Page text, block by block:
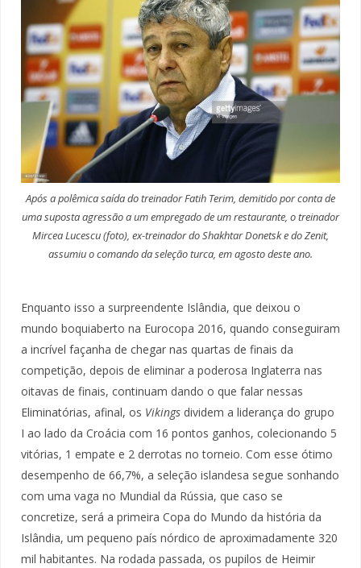
Após a polêmica saída do treinador Fatih Terim, demitido por conta de
uma suposta agressão a um empregado de um restaurante, o treinador
Mircea Lucescu (foto), ex-treinador do Shakhtar Donetsk e do Zenit,
assumiu o comando da seleção turca, em agosto deste ano.
Enquanto isso a surpreendente Islândia, que deixou o
mundo boquiaberto na Eurocopa 2016, quando conseguiram
a incrível façanha de chegar nas quartas de finais da
competição, depois de eliminar a poderosa Inglaterra nas
oitavas de finais, continuam dando o que falar nessas
Eliminatórias, afinal, os Vikings dividem a liderança do grupo
I ao lado da Croácia com 16 pontos ganhos, colecionando 5
vitórias, 1 empate e 2 derrotas no torneio. Com esse ótimo
desempenho de 66,7%, a seleção islandesa segue sonhando
com uma vaga no Mundial da Rússia, que caso se
concretize, será a primeira Copa do Mundo da história da
Islândia, um pequeno país nórdico de aproximadamente 320
mil habitantes. Na rodada passada, os pupilos de Heimir